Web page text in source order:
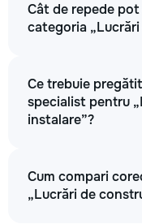
Cât de repede
categoria
Ce trebuie
specialist pentru
instalare”?
Cum compari
„Lucrări de